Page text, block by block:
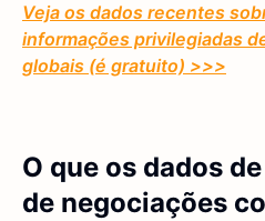
Veja os dados recentes
informações privilegiadas
globais (é gratuito) >>>
O que os dados
de negociações